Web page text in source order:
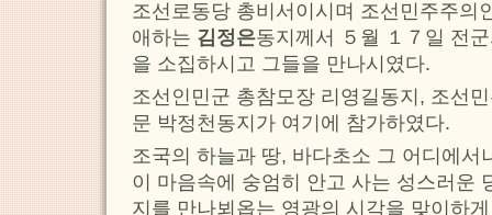
조선로동당 총비서이시며 조선민주주의
애하는 김정은동지께서 ５월 １７일 전
을 소집하시고 그들을 만나시였다.
조선인민군 총참모장 리영길동지, 조선
문 박정천동지가 여기에 참가하였다.
조국의 하늘과 땅, 바다초소 그 어디에서
이 마음속에 숭엄히 안고 사는 성스러운
지를 만나뵈옵는 영광의 시각을 맞이하